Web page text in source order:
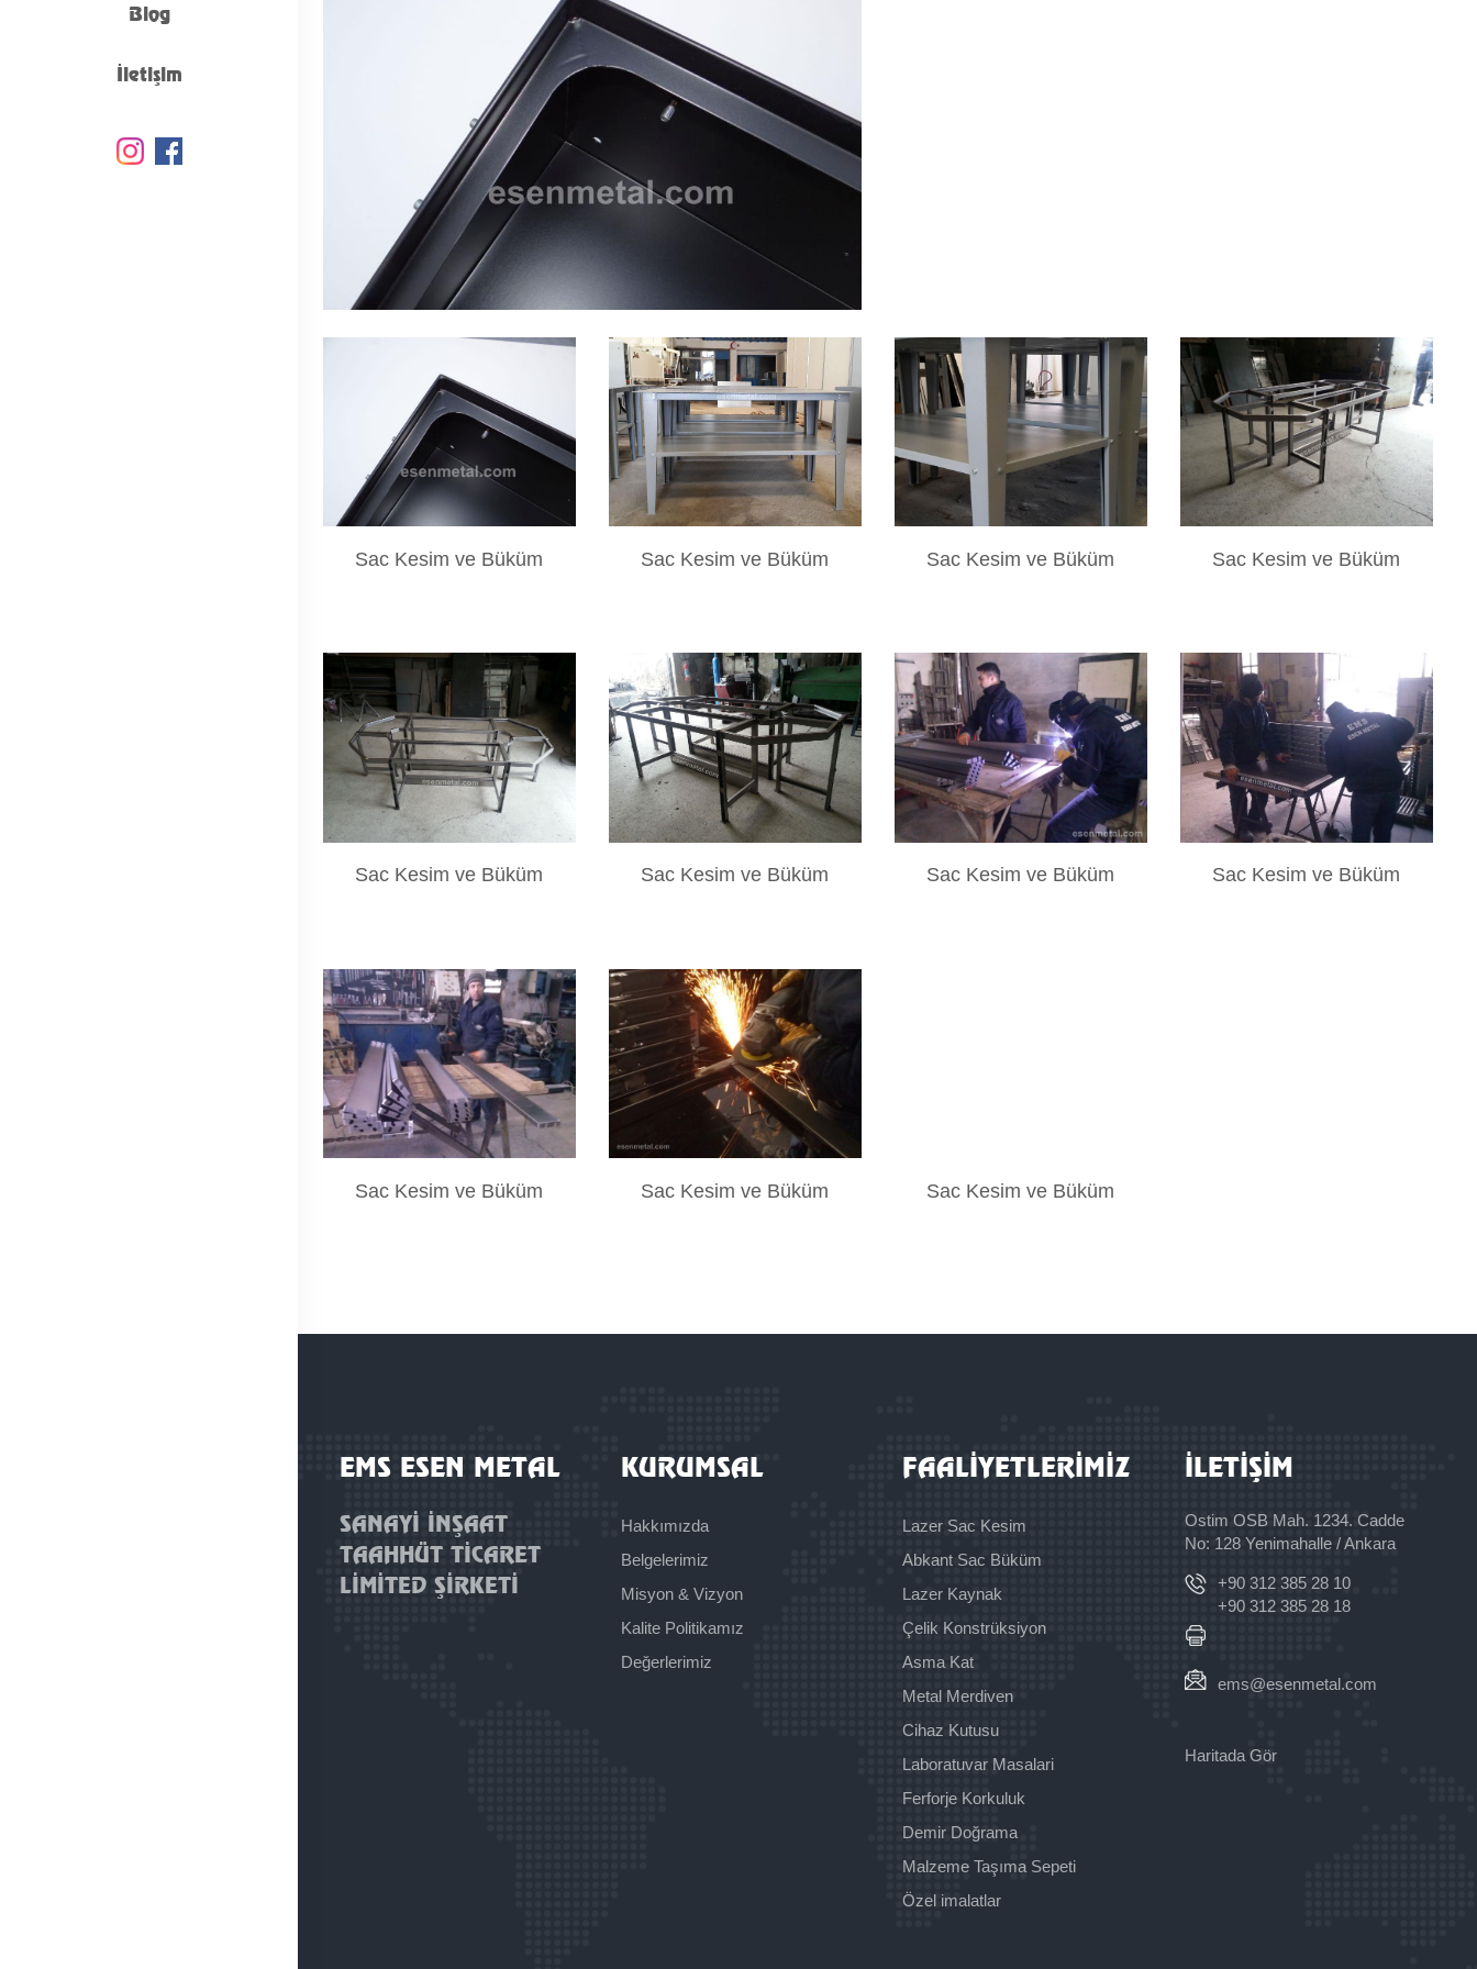
Blog
İletişim
Sac Kesim ve Büküm Sac Kesim ve Büküm Sac Kesim ve Büküm Sac Kesim ve Büküm
Sac Kesim ve Büküm Sac Kesim ve Büküm Sac Kesim ve Büküm Sac Kesim ve Büküm
Sac Kesim ve Büküm Sac Kesim ve Büküm Sac Kesim ve Büküm
EMS ESEN METAL
SANAYİ İNŞAAT
TAAHHÜT TİCARET
LİMİTED ŞİRKETİ
KURUMSAL
Hakkımızda
Belgelerimiz
Misyon & Vizyon
Kalite Politikamız
Değerlerimiz
FAALİYETLERİMİZ
Lazer Sac Kesim
Abkant Sac Büküm
Lazer Kaynak
Çelik Konstrüksiyon
Asma Kat
Metal Merdiven
Cihaz Kutusu
Laboratuvar Masalari
Ferforje Korkuluk
Demir Doğrama
Malzeme Taşıma Sepeti
Özel imalatlar
İLETİŞİM
Ostim OSB Mah. 1234. Cadde
No: 128 Yenimahalle / Ankara
+90 312 385 28 10
+90 312 385 28 18
ems@esenmetal.com
Haritada Gör